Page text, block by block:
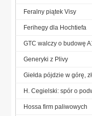
Feralny piątek Visy
Ferihegy dla Hochtiefa
GTC walczy o budowę
Generyki z Plivy
Giełda pójdzie w górę,
H. Cegielski: spór o
Hossa firm paliwowych